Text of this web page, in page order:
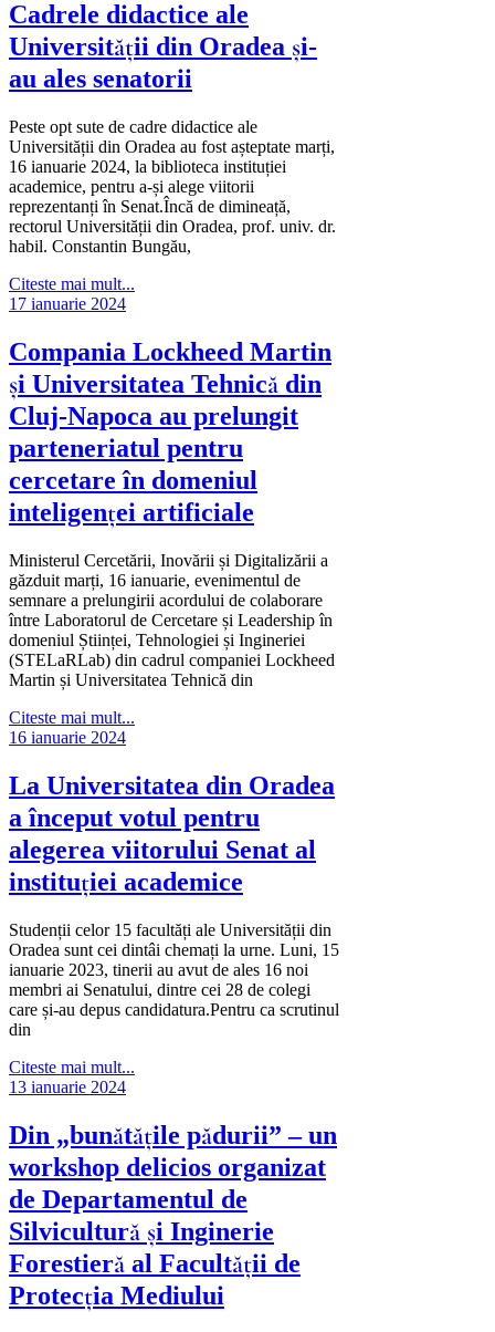
Cadrele didactice ale
Universității din Oradea și-
au ales senatorii
Peste opt sute de cadre didactice ale
Universității din Oradea au fost așteptate marți,
16 ianuarie 2024, la biblioteca instituției
academice, pentru a-și alege viitorii
reprezentanți în Senat.Încă de dimineață,
rectorul Universității din Oradea, prof. univ. dr.
habil. Constantin Bungău,
Citeste mai mult...
17 ianuarie 2024
Compania Lockheed Martin
și Universitatea Tehnică din
Cluj-Napoca au prelungit
parteneriatul pentru
cercetare în domeniul
inteligenței artificiale
Ministerul Cercetării, Inovării și Digitalizării a
găzduit marți, 16 ianuarie, evenimentul de
semnare a prelungirii acordului de colaborare
între Laboratorul de Cercetare și Leadership în
domeniul Științei, Tehnologiei și Ingineriei
(STELaRLab) din cadrul companiei Lockheed
Martin și Universitatea Tehnică din
Citeste mai mult...
16 ianuarie 2024
La Universitatea din Oradea
a început votul pentru
alegerea viitorului Senat al
instituției academice
Studenții celor 15 facultăți ale Universității din
Oradea sunt cei dintâi chemați la urne. Luni, 15
ianuarie 2023, tinerii au avut de ales 16 noi
membri ai Senatului, dintre cei 28 de colegi
care și-au depus candidatura.Pentru ca scrutinul
din
Citeste mai mult...
13 ianuarie 2024
Din „bunătățile pădurii” – un
workshop delicios organizat
de Departamentul de
Silvicultură și Inginerie
Forestieră al Facultății de
Protecția Mediului